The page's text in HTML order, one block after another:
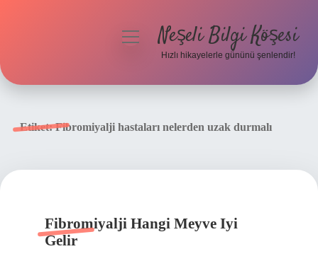
menüyüNeşeli Bilgi Köşesi
Hızlı hikayelerle gününü şenlendir!
Etiket:Fibromiyalji hastaları nelerden uzak durmalı
Fibromiyalji Hangi Meyve Iyi
Gelir